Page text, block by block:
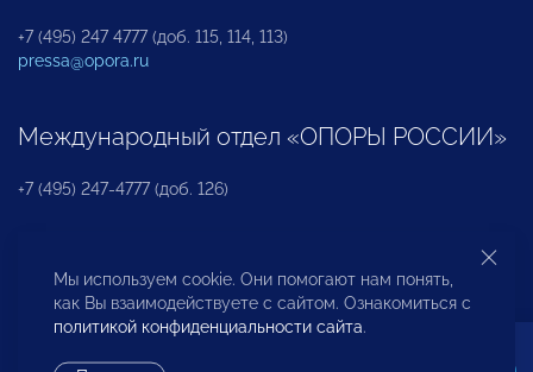
+7 (495) 247 4777 (доб. 115, 114, 113)
pressa@opora.ru
Международный отдел «ОПОРЫ РОССИИ»
+7 (495) 247-4777 (доб. 126)
Бюро по защите прав предпринимателей и
инвесторов
Мы используем cookie. Они помогают нам понять,
как Вы взаимодействуете с сайтом. Ознакомиться с
политикой конфиденциальности сайта.